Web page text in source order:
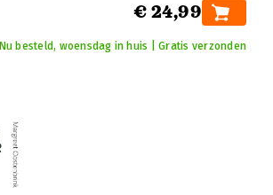
€ 24,99
Nu besteld, woensdag in huis | Gratis verzonden